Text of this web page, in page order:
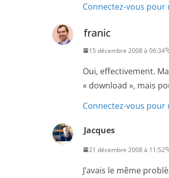
Connectez-vous
franic
15 décembre 2008 à 06:34
Oui, effectivement.
« download », mais
Connectez-vous
Jacques
21 décembre 2008 à 11:52
J’avais le même